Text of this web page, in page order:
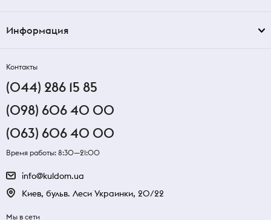
Информация
Контакты
(044) 286 15 85
(098) 606 40 00
(063) 606 40 00
Время работы: 8:30—21:00
info@kuldom.ua
Киев, бульв. Леси Украинки, 20/22
Мы в сети